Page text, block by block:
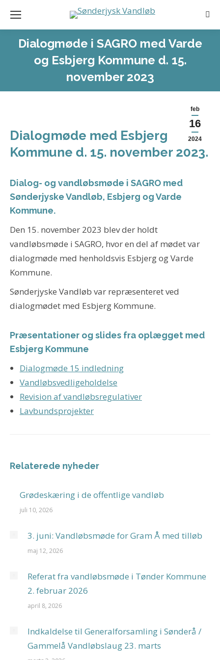
Dialogmøde i SAGRO med Varde
og Esbjerg Kommune d. 15.
november 2023
feb
16
2024
Dialogmøde med Esbjerg
Kommune d. 15. november 2023.
Dialog- og vandløbsmøde i SAGRO med
Sønderjyske Vandløb, Esbjerg og Varde
Kommune.
Den 15. november 2023 blev der holdt
vandløbsmøde i SAGRO, hvor en del af mødet var
dialogmøde med henholdsvis Esbjerg og Varde
Kommune.
Sønderjyske Vandløb var repræsenteret ved
dialogmødet med Esbjerg Kommune.
Præsentationer og slides fra oplægget med
Esbjerg Kommune
Dialogmøde 15 indledning
Vandløbsvedligeholdelse
Revision af vandløbsregulativer
Lavbundsprojekter
Relaterede nyheder
Grødeskæring i de offentlige vandløb
juli 10, 2026
3. juni: Vandløbsmøde for Gram Å med tilløb
maj 12, 2026
Referat fra vandløbsmøde i Tønder Kommune
2. februar 2026
april 8, 2026
Indkaldelse til Generalforsamling i Sønderå /
Gammelå Vandløbslaug 23. marts